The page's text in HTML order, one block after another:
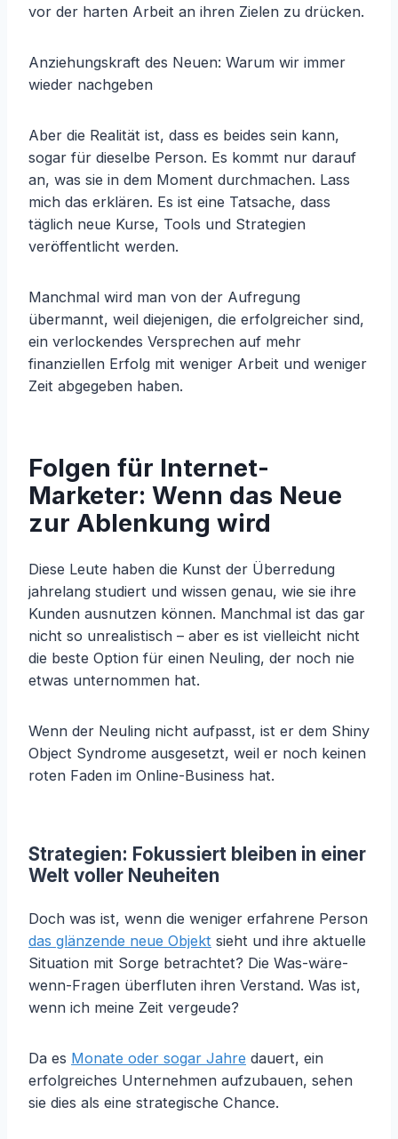
vor der harten Arbeit an ihren Zielen zu drücken.
Anziehungskraft des Neuen: Warum wir immer
wieder nachgeben
Aber die Realität ist, dass es beides sein kann,
sogar für dieselbe Person. Es kommt nur darauf
an, was sie in dem Moment durchmachen. Lass
mich das erklären. Es ist eine Tatsache, dass
täglich neue Kurse, Tools und Strategien
veröffentlicht werden.
Manchmal wird man von der Aufregung
übermannt, weil diejenigen, die erfolgreicher sind,
ein verlockendes Versprechen auf mehr
finanziellen Erfolg mit weniger Arbeit und weniger
Zeit abgegeben haben.
Folgen für Internet-
Marketer: Wenn das Neue
zur Ablenkung wird
Diese Leute haben die Kunst der Überredung
jahrelang studiert und wissen genau, wie sie ihre
Kunden ausnutzen können. Manchmal ist das gar
nicht so unrealistisch – aber es ist vielleicht nicht
die beste Option für einen Neuling, der noch nie
etwas unternommen hat.
Wenn der Neuling nicht aufpasst, ist er dem Shiny
Object Syndrome ausgesetzt, weil er noch keinen
roten Faden im Online-Business hat.
Strategien: Fokussiert bleiben in einer
Welt voller Neuheiten
Doch was ist, wenn die weniger erfahrene Person
das glänzende neue Objekt sieht und ihre aktuelle
Situation mit Sorge betrachtet? Die Was-wäre-
wenn-Fragen überfluten ihren Verstand. Was ist,
wenn ich meine Zeit vergeude?
Da es Monate oder sogar Jahre dauert, ein
erfolgreiches Unternehmen aufzubauen, sehen
sie dies als eine strategische Chance.